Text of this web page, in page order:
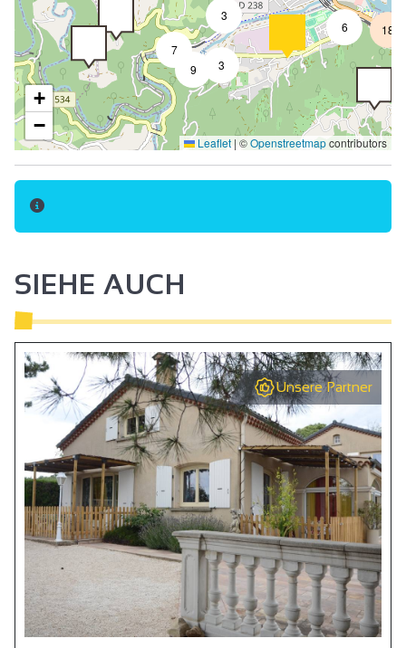
Haustiere akzeptiert
Tiere gegen Aufpreis
Touristenbroschüren
Freie Verwaltung
Nichtraucher
Wohnzimmer/Esszimmer
Bett 90 cm
Handtücher inbegriffen
Bettzeug und Handtücher inbegriffen
Gefrierschrank
Mikrowelle
Kühlschrank
Haartrockner
Wasserkocher
Kaffeemaschine
Kaffeemaschine
Privater Internetanschluss
Kostenloser privater Internetzugang
WIFI-Zugang
7
3
3
9
6 18
+
−
Leaflet | ©Openstreetmapcontributors
SIEHE AUCH
Unsere Partner